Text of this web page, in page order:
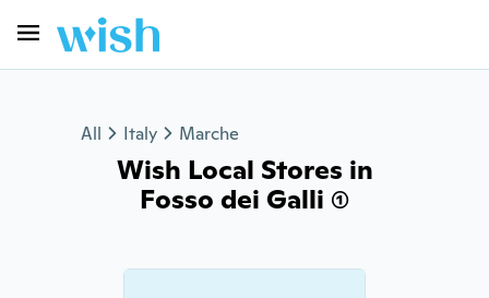
All Italy Marche
Wish Local Stores in
Fosso dei Galli (1)